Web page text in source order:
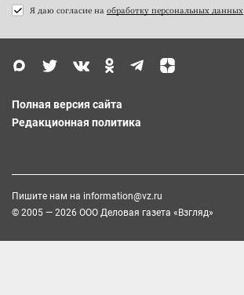
Я даю согласие на обработку персональных данных
Полная версия сайта
Редакционная политика
Пишите нам на information@vz.ru
© 2005 — 2026 ООО Деловая газета «Взгляд»